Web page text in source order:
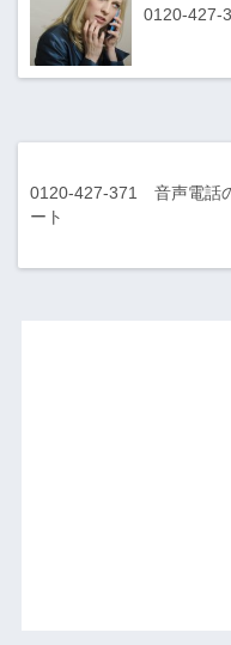
0120-427-
0120-427-371 音声電話
ート